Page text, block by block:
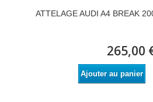
ATTELAGE AUDI A4 BREAK
265,00
Ajouter au panier